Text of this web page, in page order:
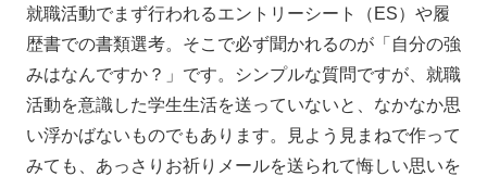
就職活動でまず行われるエントリーシート（ES）や履
歴書での書類選考。そこで必ず聞かれるのが「自分の強
みはなんですか？」です。シンプルな質問ですが、就職
活動を意識した学生生活を送っていないと、なかなか思
い浮かばないものでもあります。見よう見まねで作って
みても、あっさりお祈りメールを送られて悔しい思いを